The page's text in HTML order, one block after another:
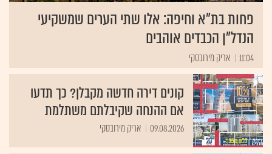
פחות בת"א וחיפה: אלו שתי הערים שמשקיעי
הנדל"ן הכבדים אוהבים
11:04 אריק מירובסקי
קונים דירה חדשה מקבלן? כך תדעו
אם ההנחה שקיבלתם משתלמת
09.08.2026 אריק מירובסקי